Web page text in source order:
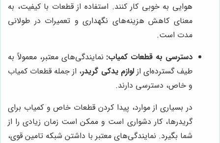
هوایی به خوبی کار کنند. استفاده از قطعات با کیفیت، به
معنای کاهش هزینه‌های نگهداری و تعمیرات در طولانی
مدت است.
دسترسی به قطعات کمیاب: نمایندگی‌های معتبر، معمولاً به
طیف گسترده‌ای ازلوازم یدکی گریدر، از جمله قطعات کمیاب
و خاص، دسترسی دارند.
در بسیاری از موارد، پیدا کردن قطعات خاص و کمیاب برای
گریدرها، کار دشواری است و ممکن است زمان زیادی را از
شما بگیرد. نمایندگی‌های معتبر با داشتن شبکه تامین قوی،